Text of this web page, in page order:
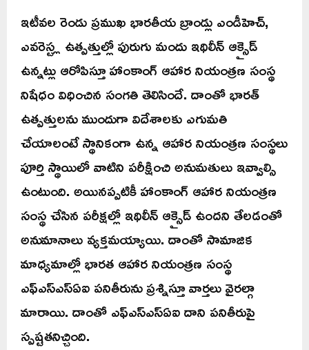
ఇటీవల రెండు ప్రముఖ భారతీయ బ్రాండ్లు ఎండీహెచ్,
ఎవరెస్ట్ల ఉత్పత్తుల్లో పురుగు మందు ఇథిలీన్ ఆక్సైడ్
ఉన్నట్లు ఆరోపిస్తూ హాంకాంగ్ ఆహార నియంత్రణ సంస్థ
నిషేధం విధించిన సంగతి తెలిసిందే. దాంతో భారత్
ఉత్పత్తులను ముందుగా విదేశాలకు ఎగుమతి
చేయాలంటే స్థానికంగా ఉన్న ఆహార నియంత్రణ సంస్థలు
పూర్తి స్థాయిలో వాటిని పరీక్షించి అనుమతులు ఇవ్వాల్సి
ఉంటుంది. అయినప్పటికీ హాంకాంగ్ ఆహార నియంత్రణ
సంస్థ చేసిన పరీక్షల్లో ఇథిలీన్ ఆక్సైడ్ ఉందని తేలడంతో
అనుమానాలు వ్యక్తమయ్యాయి. దాంతో సామాజిక
మాధ్యమాల్లో భారత ఆహార నియంత్రణ సంస్థ
ఎఫ్ఎస్ఎస్ఏఐ పనితీరును ప్రశ్నిస్తూ వార్తలు వైరల్గా
మారాయి. దాంతో ఎఫ్ఎస్ఎస్ఏఐ దాని పనితీరుపై
స్పష్టతనిచ్చింది.